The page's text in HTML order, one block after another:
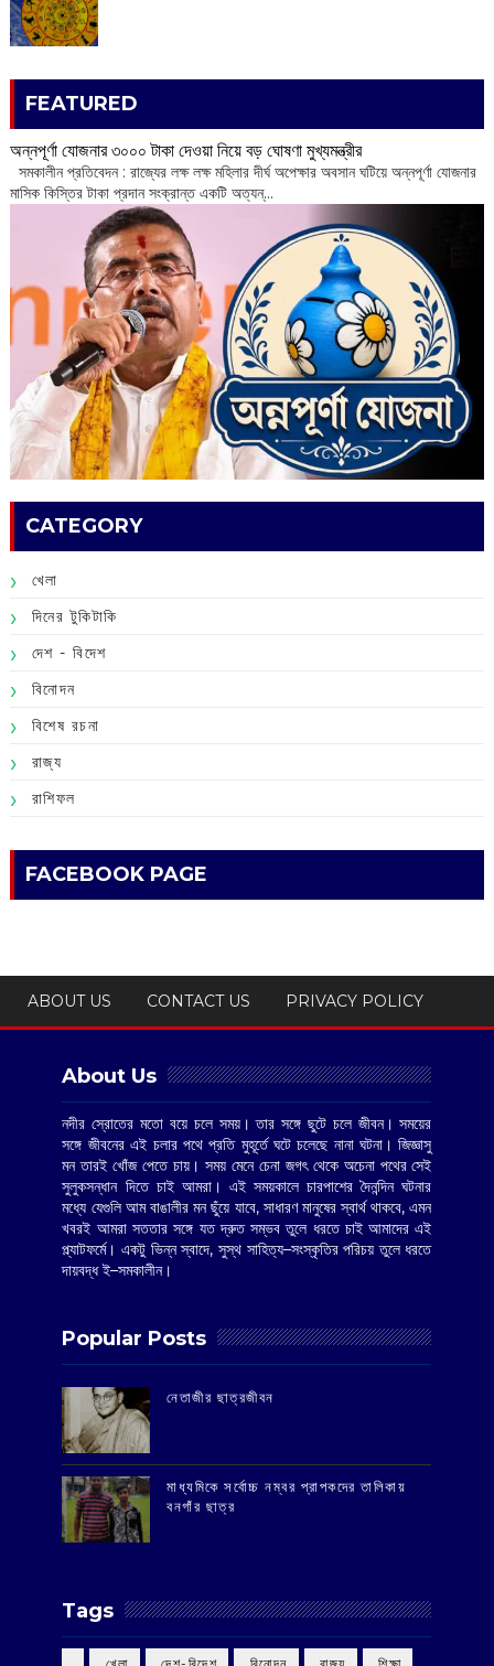
FEATURED
অন্নপূর্ণা যোজনার ৩০০০ টাকা দেওয়া নিয়ে বড় ঘোষণা মুখ্যমন্ত্রীর
সমকালীন প্রতিবেদন : রাজ্যের লক্ষ লক্ষ মহিলার দীর্ঘ অপেক্ষার অবসান ঘটিয়ে অন্নপূর্ণা যোজনার
মাসিক কিস্তির টাকা প্রদান সংক্রান্ত একটি অত্যন্...
CATEGORY
খেলা
দিনের টুকিটাকি
দেশ - বিদেশ
বিনোদন
বিশেষ রচনা
রাজ্য
রাশিফল
FACEBOOK PAGE
ABOUT US CONTACT US PRIVACY POLICY
About Us
নদীর স্রোতের মতো বয়ে চলে সময়। তার সঙ্গে ছুটে চলে জীবন। সময়ের
সঙ্গে জীবনের এই চলার পথে প্রতি মুহূর্তে ঘটে চলেছে নানা ঘটনা। জিজ্ঞাসু
মন তারই খোঁজ পেতে চায়। সময় মেনে চেনা জগৎ থেকে অচেনা পথের সেই
সুলুকসন্ধান দিতে চাই আমরা। এই সময়কালে চারপাশের দৈনন্দিন ঘটনার
মধ্যে যেগুলি আম বাঙালীর মন ছুঁয়ে যাবে, সাধারণ মানুষের স্বার্থ থাকবে, এমন
খবরই আমরা সততার সঙ্গে যত দ্রুত সম্ভব তুলে ধরতে চাই আমাদের এই
প্ল্যাটফর্মে। একটু ভিন্ন স্বাদে, সুস্থ সাহিত্য–সংস্কৃতির পরিচয় তুলে ধরতে
দায়বদ্ধ ই–সমকালীন।
Popular Posts
‌নেতাজীর ছাত্রজীবন
মাধ্যমিকে সর্বোচ্চ নম্বর প্রাপকদের তালিকায়
বনগাঁর ছাত্র
Tags